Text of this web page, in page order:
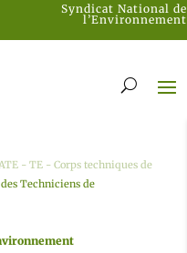
Syndicat National de
l’Environnement
- TE - Corps techniques de
Techniciens de